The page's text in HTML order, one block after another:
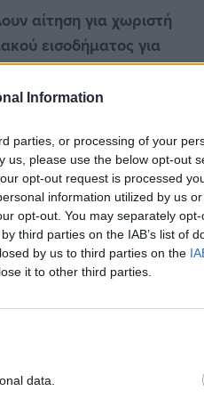
Information
parties, or processing of your
us, please use the below opt-out
opt-out request is processed
information utilized by us
opt-out. You may separately
third parties on the IAB’s list of
by us to third parties on the
it to other third parties.
data.
αίτηση για χωριστή
εισοδήματος για
διαβίωσης και
κάλυψης
τα στοιχεία για
Οι ιδιοκτήτες
ακινήτων και των
με την
όλες τις ειδήσεις από